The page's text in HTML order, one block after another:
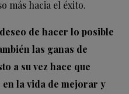
más hacia el éxito.
de hacer lo posible
las ganas de
a su vez hace que
la vida de mejorar y